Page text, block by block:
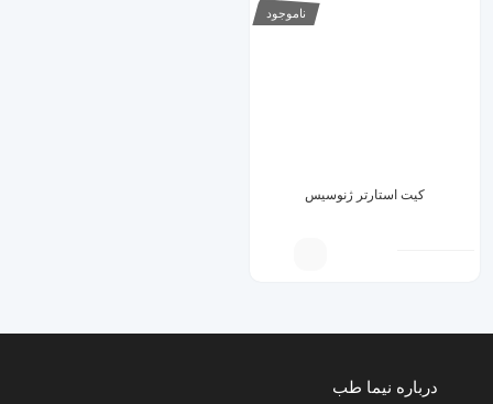
ناموجود
کیت استارتر ژنوسیس
درباره نیما طب